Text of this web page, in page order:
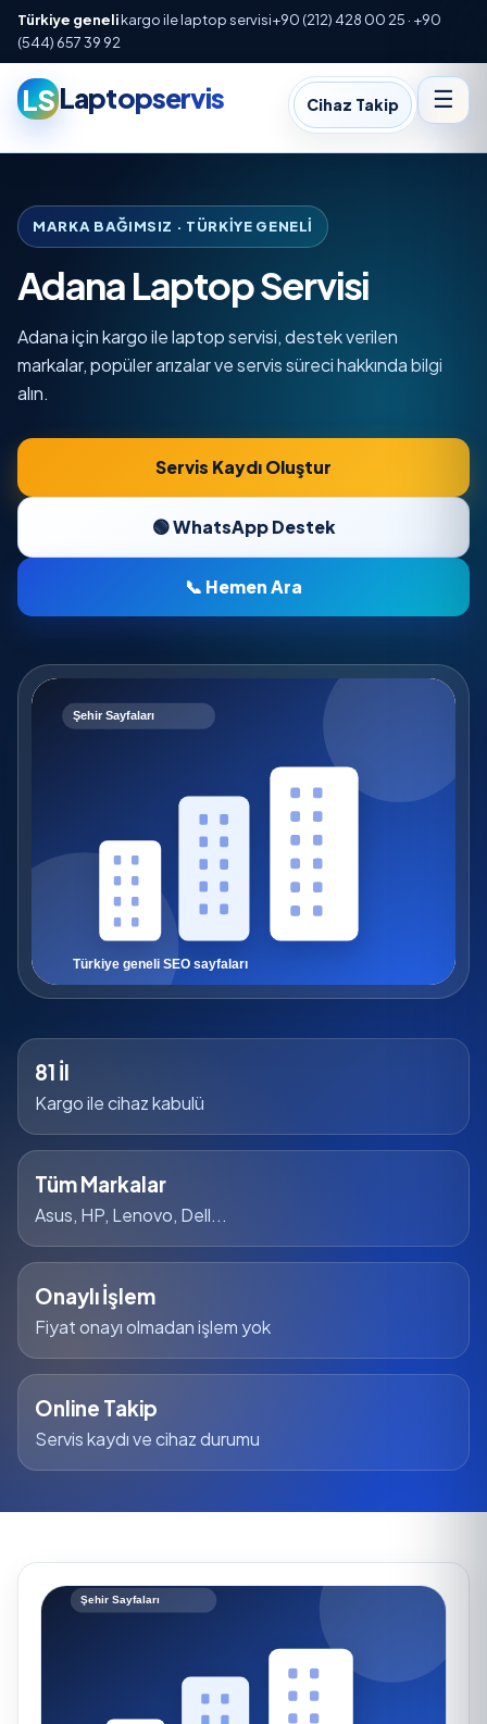
Türkiye genelikargo ile laptop servisi+90 (212) 428 00 25 · +90
(544) 657 39 92
LSLaptopservis Cihaz Takip ☰
MARKA BAĞIMSIZ · TÜRKIYE GENELI
Adana Laptop Servisi
Adana için kargo ile laptop servisi, destek verilen
markalar, popüler arızalar ve servis süreci hakkında bilgi
alın.
Servis Kaydı Oluştur
🟢 WhatsApp Destek
📞 Hemen Ara
81 İl
Kargo ile cihaz kabulü
Tüm Markalar
Asus, HP, Lenovo, Dell...
Onaylı İşlem
Fiyat onayı olmadan işlem yok
Online Takip
Servis kaydı ve cihaz durumu